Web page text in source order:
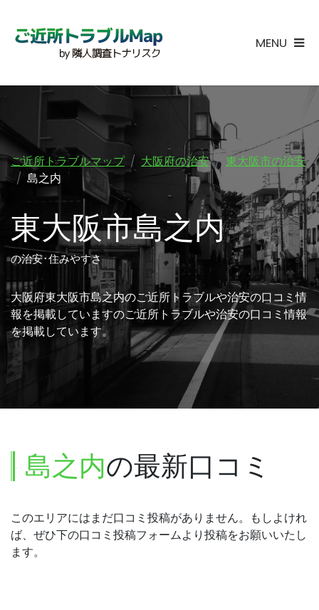
MENU
ご近所トラブルマップ 大阪府の治安
東大阪市の治安
島之内
東大阪市島之内
の治安･住みやすさ
大阪府東大阪市島之内のご近所トラブルや治安の口コミ情
報を掲載していますのご近所トラブルや治安の口コミ情報
を掲載しています。
島之内の最新口コミ
このエリアにはまだ口コミ投稿がありません。もしよけれ
ば、ぜひ下の口コミ投稿フォームより投稿をお願いいたし
ます。